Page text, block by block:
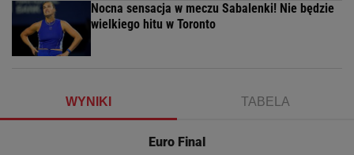
Nocna sensacja w meczu Sabalenki! Nie będzie
wielkiego hitu w Toronto
WYNIKI TABELA
Euro Final